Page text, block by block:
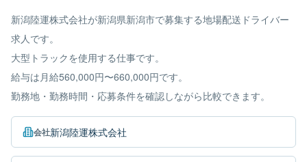
新潟陸運株式会社が新潟県新潟市で募集する地場配送ドライバー
求人です。
大型トラックを使用する仕事です。
給与は月給560,000円〜660,000円です。
勤務地・勤務時間・応募条件を確認しながら比較できます。
会社新潟陸運株式会社